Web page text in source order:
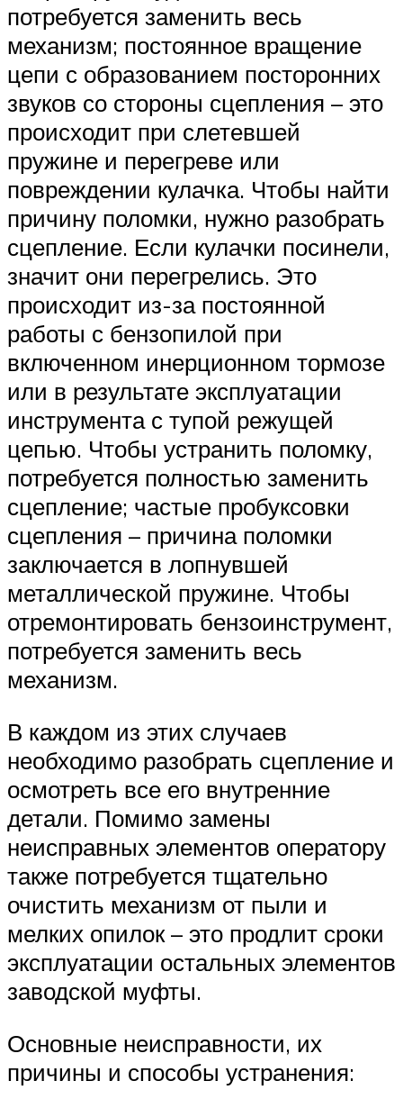
потребуется заменить весь
механизм; постоянное вращение
цепи с образованием посторонних
звуков со стороны сцепления – это
происходит при слетевшей
пружине и перегреве или
повреждении кулачка. Чтобы найти
причину поломки, нужно разобрать
сцепление. Если кулачки посинели,
значит они перегрелись. Это
происходит из-за постоянной
работы с бензопилой при
включенном инерционном тормозе
или в результате эксплуатации
инструмента с тупой режущей
цепью. Чтобы устранить поломку,
потребуется полностью заменить
сцепление; частые пробуксовки
сцепления – причина поломки
заключается в лопнувшей
металлической пружине. Чтобы
отремонтировать бензоинструмент,
потребуется заменить весь
механизм.
В каждом из этих случаев
необходимо разобрать сцепление и
осмотреть все его внутренние
детали. Помимо замены
неисправных элементов оператору
также потребуется тщательно
очистить механизм от пыли и
мелких опилок – это продлит сроки
эксплуатации остальных элементов
заводской муфты.
Основные неисправности, их
причины и способы устранения: